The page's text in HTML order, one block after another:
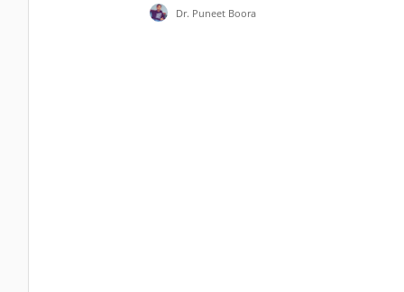
Dr. Puneet Boora